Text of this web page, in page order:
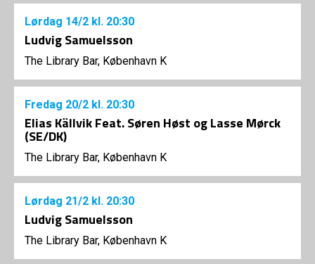
Lørdag 14/2 kl. 20:30
Ludvig Samuelsson
The Library Bar, København K
Fredag 20/2 kl. 20:30
Elias Källvik Feat. Søren Høst og Lasse Mørck
(SE/DK)
The Library Bar, København K
Lørdag 21/2 kl. 20:30
Ludvig Samuelsson
The Library Bar, København K